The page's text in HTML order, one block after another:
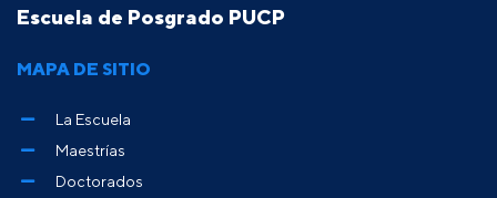
Escuela de Posgrado PUCP
MAPA DE SITIO
La Escuela
Maestrías
Doctorados